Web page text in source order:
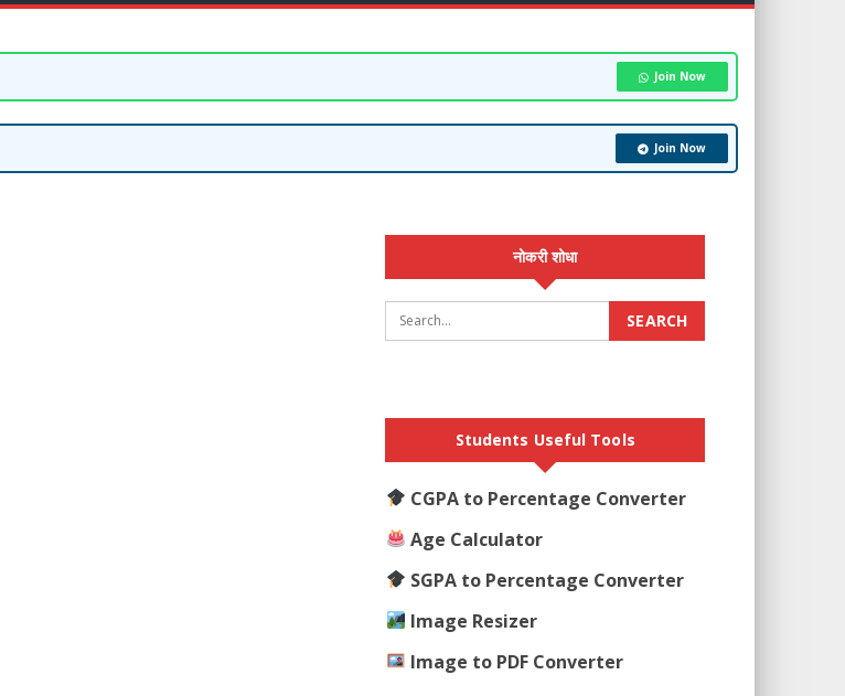
Join Now
Join Now
नोकरी शोधा
Students Useful Tools
CGPA to Percentage Converter
Age Calculator
SGPA to Percentage Converter
Image Resizer
Image to PDF Converter